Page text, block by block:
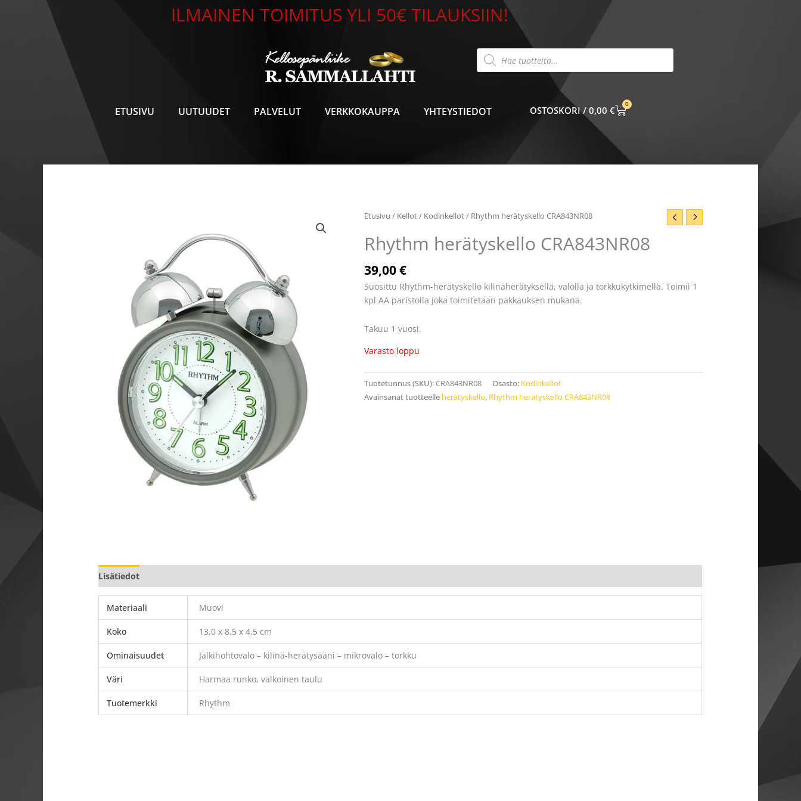
ILMAINEN TOIMITUS YLI 50€ TILAUKSIIN!
Products
search
ETUSIVU UUTUUDET PALVELUT VERKKOKAUPPA YHTEYSTIEDOT 0,00 €
0
CART
Etusivu / Kellot/ Kodinkellot/ Rhythm herätyskello CRA843NR08
Rhythm herätyskello CRA843NR08
39,00€
Suosittu Rhythm-herätyskello kilinäherätyksellä, valolla ja torkkukytkimellä. Toimii 1
kpl AA paristolla joka toimitetaan pakkauksen mukana.
Takuu 1 vuosi.
Varasto loppu
Tuotetunnus (SKU): CRA843NR08 Osasto: Kodinkellot
Avainsanat tuotteelle herätyskello, Rhythm herätyskello CRA843NR08
Lisätiedot
Materiaali Muovi
Koko 13,0 x 8,5 x 4,5 cm
Ominaisuudet Jälkihohtovalo – kilinä-herätysääni – mikrovalo – torkku
Väri Harmaa runko, valkoinen taulu
Tuotemerkki Rhythm